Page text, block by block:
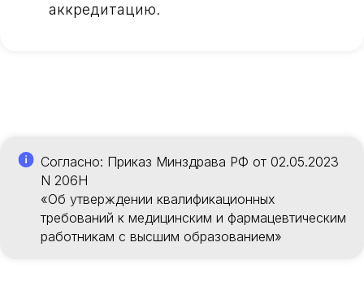
аккредитацию.
Согласно: Приказ Минздрава РФ от 02.05.2023
N 206Н
«Об утверждении квалификационных
требований к медицинским и фармацевтическим
работникам с высшим образованием»